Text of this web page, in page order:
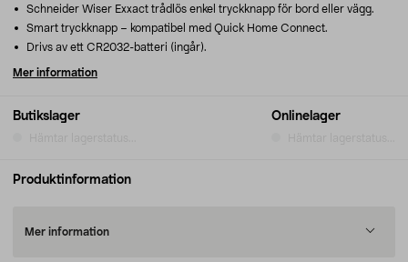
Butikslager Onlinelager
Schneider Wiser Exxact trådlös enkel tryckknapp för bord eller vägg.
Smart tryckknapp – kompatibel med Quick Home Connect.
Drivs av ett CR2032-batteri (ingår).
Mer information
Produktinformation
Mer information